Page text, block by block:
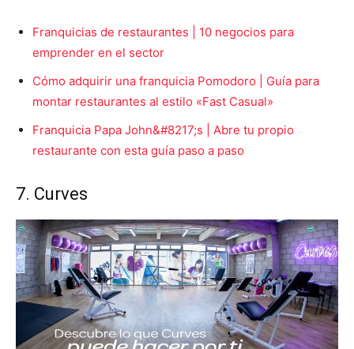
Franquicias de restaurantes | 10 negocios para
emprender en el sector
Cómo adquirir una franquicia Pomodoro | Guía para
montar restaurantes al estilo «Fast Casual»
Franquicia Papa John&#8217;s | Abre tu propio
restaurante con esta guía paso a paso
7. Curves